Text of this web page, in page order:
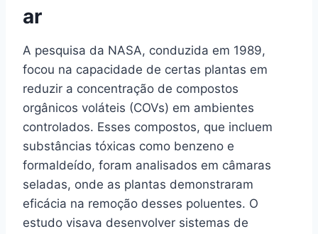
ar
A pesquisa da NASA, conduzida em 1989,
focou na capacidade de certas plantas em
reduzir a concentração de compostos
orgânicos voláteis (COVs) em ambientes
controlados. Esses compostos, que incluem
substâncias tóxicas como benzeno e
formaldeído, foram analisados em câmaras
seladas, onde as plantas demonstraram
eficácia na remoção desses poluentes. O
estudo visava desenvolver sistemas de